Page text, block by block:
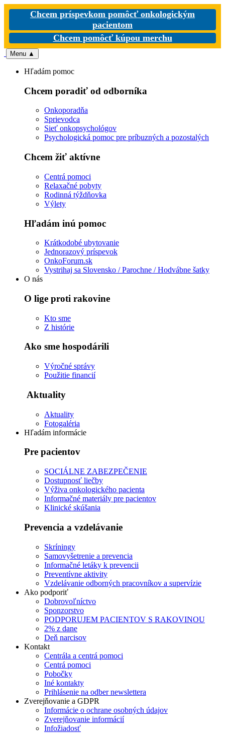
Chcem príspevkom pomôcť onkologickým
pacientom
Chcem pomôcť kúpou merchu
Menu ▲
Hľadám pomoc
Chcem poradiť od odborníka
Onkoporadňa
Sprievodca
Sieť onkopsychológov
Psychologická pomoc pre príbuzných a pozostalých
Chcem žiť aktívne
Centrá pomoci
Relaxačné pobyty
Rodinná týždňovka
Výlety
Hľadám inú pomoc
Krátkodobé ubytovanie
Jednorazový príspevok
OnkoForum.sk
Vystrihaj sa Slovensko / Parochne / Hodvábne šatky
O nás
O lige proti rakovine
Kto sme
Z histórie
Ako sme hospodárili
Výročné správy
Použitie financií
Aktuality
Aktuality
Fotogaléria
Hľadám informácie
Pre pacientov
SOCIÁLNE ZABEZPEČENIE
Dostupnosť liečby
Výživa onkologického pacienta
Informačné materiály pre pacientov
Klinické skúšania
Prevencia a vzdelávanie
Skríningy
Samovyšetrenie a prevencia
Informačné letáky k prevencii
Preventívne aktivity
Vzdelávanie odborných pracovníkov a supervízie
Ako podporiť
Dobrovoľníctvo
Sponzorstvo
PODPORUJEM PACIENTOV S RAKOVINOU
2% z dane
Deň narcisov
Kontakt
Centrála a centrá pomoci
Centrá pomoci
Pobočky
Iné kontakty
Prihlásenie na odber newslettera
Zverejňovanie a GDPR
Informácie o ochrane osobných údajov
Zverejňovanie informácií
Infožiadosť